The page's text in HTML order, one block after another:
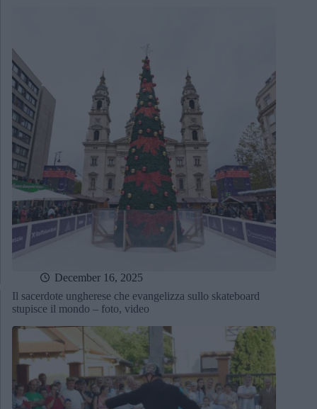
December 16, 2025
Il sacerdote ungherese che evangelizza sullo skateboard
stupisce il mondo – foto, video